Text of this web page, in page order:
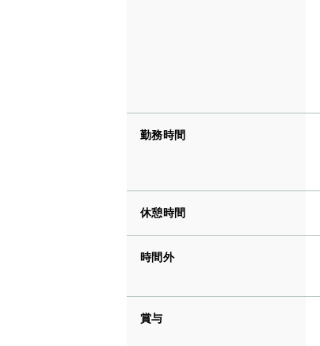
勤務時間
休憩時間
時間外
賞与